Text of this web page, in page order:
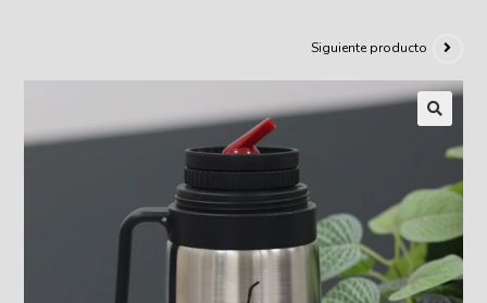
Siguiente producto